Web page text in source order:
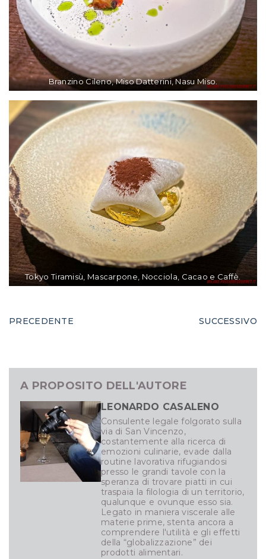
Branzino Cileno, Miso Datterini, Nasu Miso.
Tokyo Tiramisù, Mascarpone, Nocciola, Cacao e Caffè.
PRECEDENTE SUCCESSIVO
A PROPOSITO DELL'AUTORE
LEONARDO CASALENO
Consulente legale folgorato sulla
via di San Vincenzo,
costantemente alla ricerca di
emozioni culinarie, evade dalla
routine lavorativa rifugiandosi
presso le grandi tavole con la
speranza di trovare piatti in cui
traspaia la filologia di un territorio,
qualunque e ovunque esso sia.
Legato in maniera viscerale alle
materie prime, stenta ancora a
comprendere l'utilità e gli effetti
della “globalizzazione” dei
prodotti alimentari.